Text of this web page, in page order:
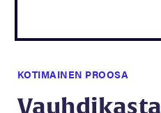
KOTIMAINEN PROOSA
Vauhdikasta